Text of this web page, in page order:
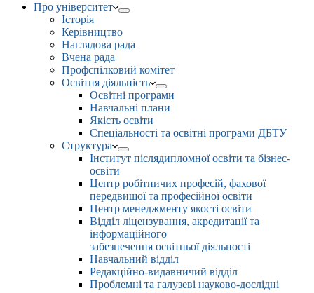
Про університет
Історія
Керівництво
Наглядова рада
Вчена рада
Профспілковий комітет
Освітня діяльність
Освітні програми
Навчальні плани
Якість освіти
Спеціальності та освітні програми ДБТУ
Структура
Інститут післядипломної освіти та бізнес-
освіти
Центр робітничих професій, фахової
передвищої та професійної освіти
Центр менеджменту якості освіти
Відділ ліцензування, акредитації та
інформаційного
забезпечення освітньої діяльності
Навчальний відділ
Редакційно-видавничий відділ
Проблемні та галузеві науково-дослідні